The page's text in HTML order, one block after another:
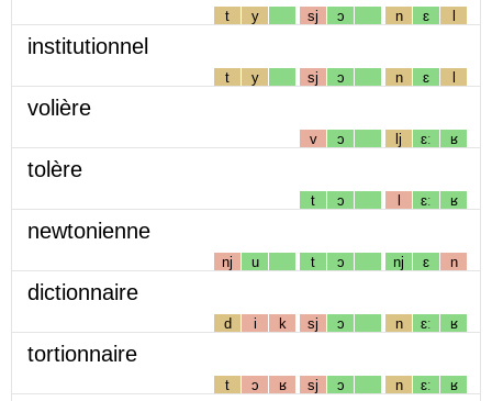
t y sj ɔ n ɛ l
institutionnel
t y sj ɔ n ɛ l
volière
v ɔ lj ɛː ʁ
tolère
t ɔ l ɛː ʁ
newtonienne
nj u t ɔ nj ɛ n
dictionnaire
d i k sj ɔ n ɛː ʁ
tortionnaire
t ɔ ʁ sj ɔ n ɛː ʁ